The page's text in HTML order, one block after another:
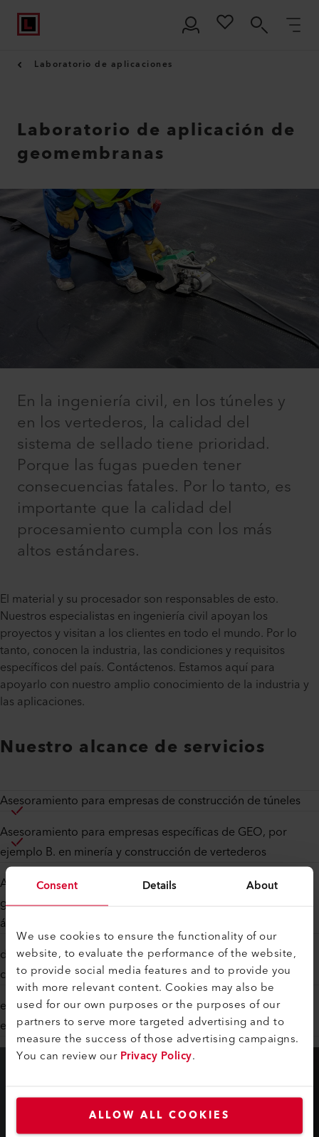
Consent Details About
We use cookies to ensure the functionality of our
website, to evaluate the performance of the website,
to provide social media features and to provide you
with more relevant content. Cookies may also be
used for our own purposes or the purposes of our
partners to serve more targeted advertising and to
measure the success of those advertising campaigns.
You can review ourPrivacy Policy.
ALLOW ALL COOKIES
Laboratorio de aplicaciones
Laboratorio de aplicación de
geomembranas
En la ingeniería civil, en los túneles y
en los vertederos, la calidad del
sistema de sellado tiene prioridad.
Porque las fugas pueden tener
consecuencias fatales. Por lo tanto, es
importante que la calidad del
procesamiento cumpla con los más
altos estándares.
El material y su procesador son responsables de esto.
Nuestros especialistas en ingeniería civil apoyan los
proyectos y visitan a los clientes en todo el mundo. Por lo
tanto, conocen la industria, las condiciones y requisitos
específicos del país. Contáctenos. Estamos aquí para
apoyarlo con nuestro amplio conocimiento de la industria y
las aplicaciones.
Nuestro alcance de servicios
Asesoramiento para empresas de construcción de túneles
Asesoramiento para empresas específicas de GEO, por
ejemplo B. en minería y construcción de vertederos
Asesoramiento para empresas que se especializan en sellar
geomembranas en estanques, canales de embalses y otras
áreas con agua/líquidos.
décadas de experiencia en diversos proyectos en todos los
continentes
en algunos países laboratorios de aplicación locales, por
ejemplo, B. En nuestras filiales o distribuidores del país